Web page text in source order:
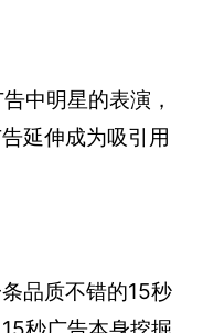
中明星的表演，
延伸成为吸引用
品质不错的15秒